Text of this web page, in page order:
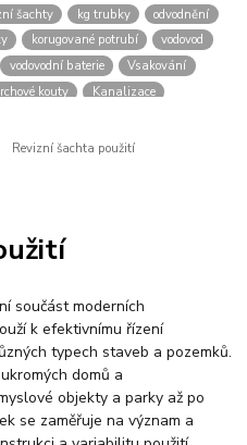
šachty kg trubky
odvodnění
korugované potrubí
vodovod
vodovodní baterie
Vsakování
kouty
Kanalizace
Revizní šachta použití
součást moderních
k efektivnímu řízení
typech staveb a pozemků.
domů a
objekty a parky až po
se zaměřuje na význam a